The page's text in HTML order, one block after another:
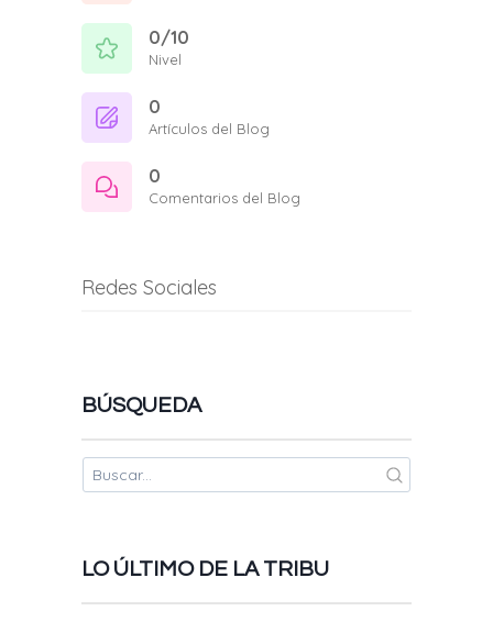
0/10
Nivel
0
Artículos del Blog
0
Comentarios del Blog
Redes Sociales
BÚSQUEDA
LO ÚLTIMO DE LA TRIBU